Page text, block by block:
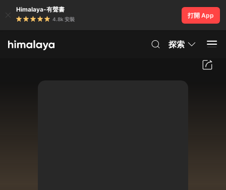
Himalaya-有聲書
4.8k 安裝
打開 App
探索